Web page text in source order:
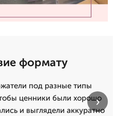
формату
под разные типы
ценники были хорошо
и выглядели аккуратно
›